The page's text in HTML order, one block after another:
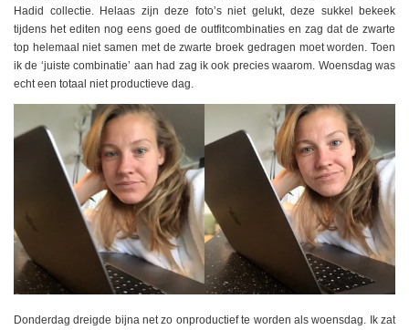
Hadid collectie. Helaas zijn deze foto’s niet gelukt, deze sukkel bekeek
tijdens het editen nog eens goed de outfitcombinaties en zag dat de zwarte
top helemaal niet samen met de zwarte broek gedragen moet worden. Toen
ik de ‘juiste combinatie’ aan had zag ik ook precies waarom. Woensdag was
echt een totaal niet productieve dag.
Donderdag dreigde bijna net zo onproductief te worden als woensdag. Ik zat